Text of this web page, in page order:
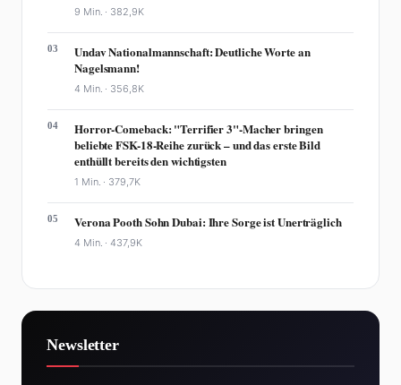
9 Min. · 382,9K
03
Undav Nationalmannschaft: Deutliche Worte an
Nagelsmann!
4 Min. · 356,8K
04
Horror-Comeback: "Terrifier 3"-Macher bringen
beliebte FSK-18-Reihe zurück – und das erste Bild
enthüllt bereits den wichtigsten
1 Min. · 379,7K
05 Verona Pooth Sohn Dubai: Ihre Sorge ist Unerträglich
4 Min. ·437,9K
Newsletter